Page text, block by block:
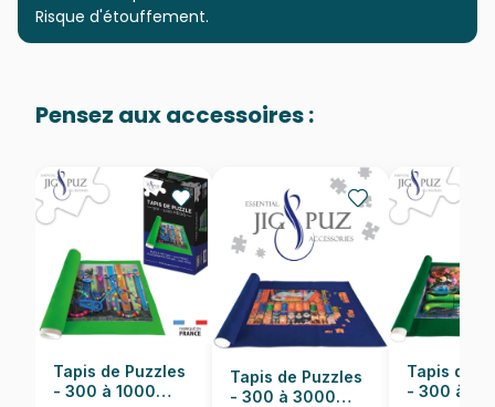
Catégorie
EAN 5904438152131
Nombre de pièces 1500 pièces
Dimensions 47 x 68 cm
Risque d'étouffement.
Pensez aux accessoires :
Tapis de Puzzles
- 300 à 1000
Tapis de Puzzles
- 300 à 3000
Tapis de
- 300 à